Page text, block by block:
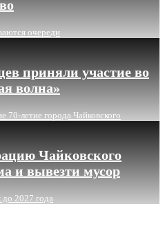
очереди
приняли участие во
волна»
летие города Чайковского
Чайковского
и вывезти мусор
2027 года